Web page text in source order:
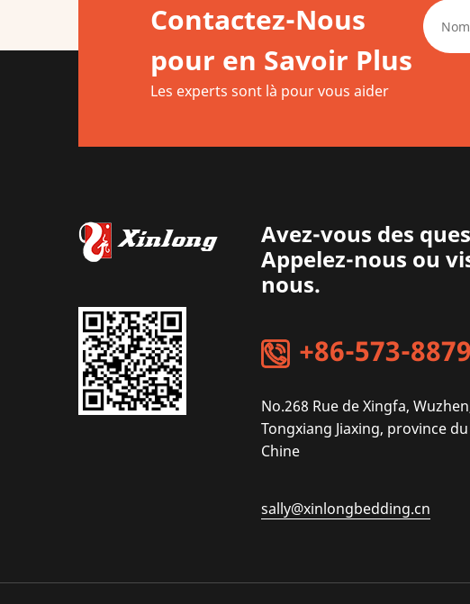
Contactez-Nous
pour en Savoir Plus
Les experts sont là pour vous aider
Avez-vous des
Appelez-nous ou
nous.
+86-573-
No.268 Rue de Xingfa,
Tongxiang Jiaxing, province
Chine
sally@xinlongbedding.cn